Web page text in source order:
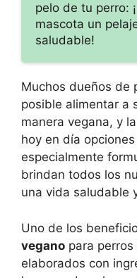
pelo de tu perro:
mascota un
saludable!
Muchos dueños de
posible alimentar a
manera vegana, y
hoy en día
especialmente
brindan todos los
una vida saludable
Uno de los
vegano para
elaborados con